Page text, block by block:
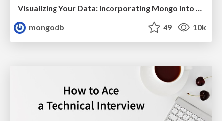
Visualizing Your Data: Incorporating Mongo into Loggly Infrastructure
mongodb
49 10k